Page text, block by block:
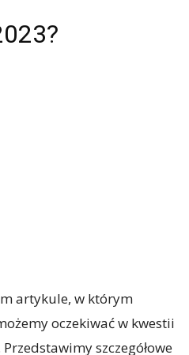
artykule, w którym
oczekiwać w kwestii
szczegółowe